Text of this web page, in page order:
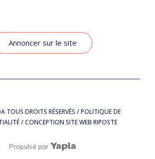
Annoncer sur le site
TOUS DROITS RÉSERVÉS /POLITIQUE DE
/ CONCEPTION SITE WEB RIPOSTE
Propulsé par